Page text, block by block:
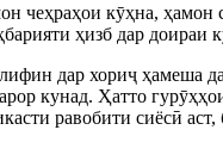
кӯҳна,
ҳизб дар доираи
дар хориҷ ҳамеша
кунад. Ҳатто
равобити сиёсӣ